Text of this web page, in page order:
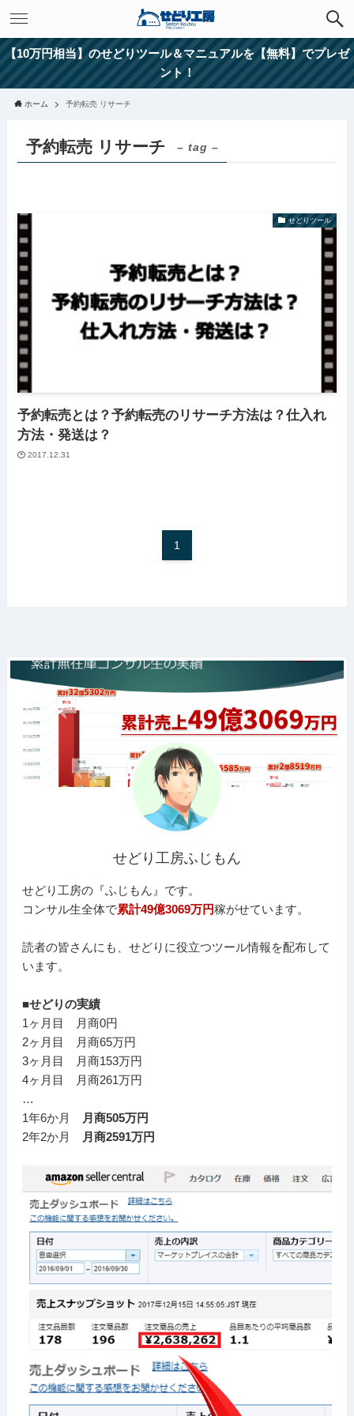
【10万円相当】のせどりツール＆マニュアルを【無料】でプレゼ
ント！
ホーム 予約転売 リサーチ
予約転売 リサーチ – tag –
せどりツール
予約転売とは？予約転売のリサーチ方法は？仕入れ
方法・発送は？
2017.12.31
1
せどり工房ふじもん
せどり工房の『ふじもん』です。
コンサル生全体で累計49億3069万円稼がせています。
読者の皆さんにも、せどりに役立つツール情報を配布して
います。
■せどりの実績
1ヶ月目 月商0円
2ヶ月目 月商65万円
3ヶ月目 月商153万円
4ヶ月目 月商261万円
…
1年6か月
月商505万円
2年2か月
月商2591万円